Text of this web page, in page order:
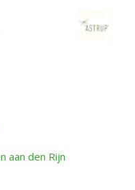
aan den Rijn